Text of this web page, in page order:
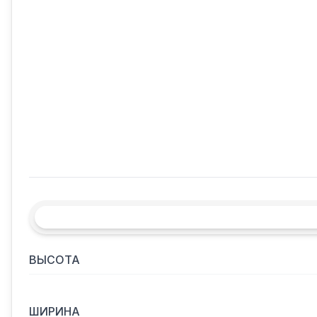
ВЫСОТА
ШИРИНА